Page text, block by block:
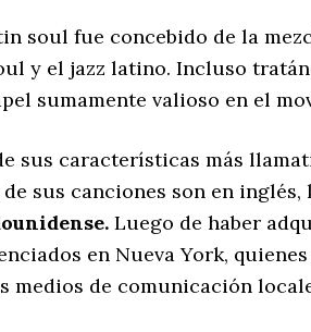
soul fue concebido de la
y el jazz latino. Incluso
sumamente valioso en el
sus características más
sus canciones son en
Luego de haber
en Nueva York,
medios de comunicación